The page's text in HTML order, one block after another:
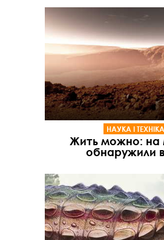
НАУКА І ТЕХНІКА
Жить можно:
обнаружили